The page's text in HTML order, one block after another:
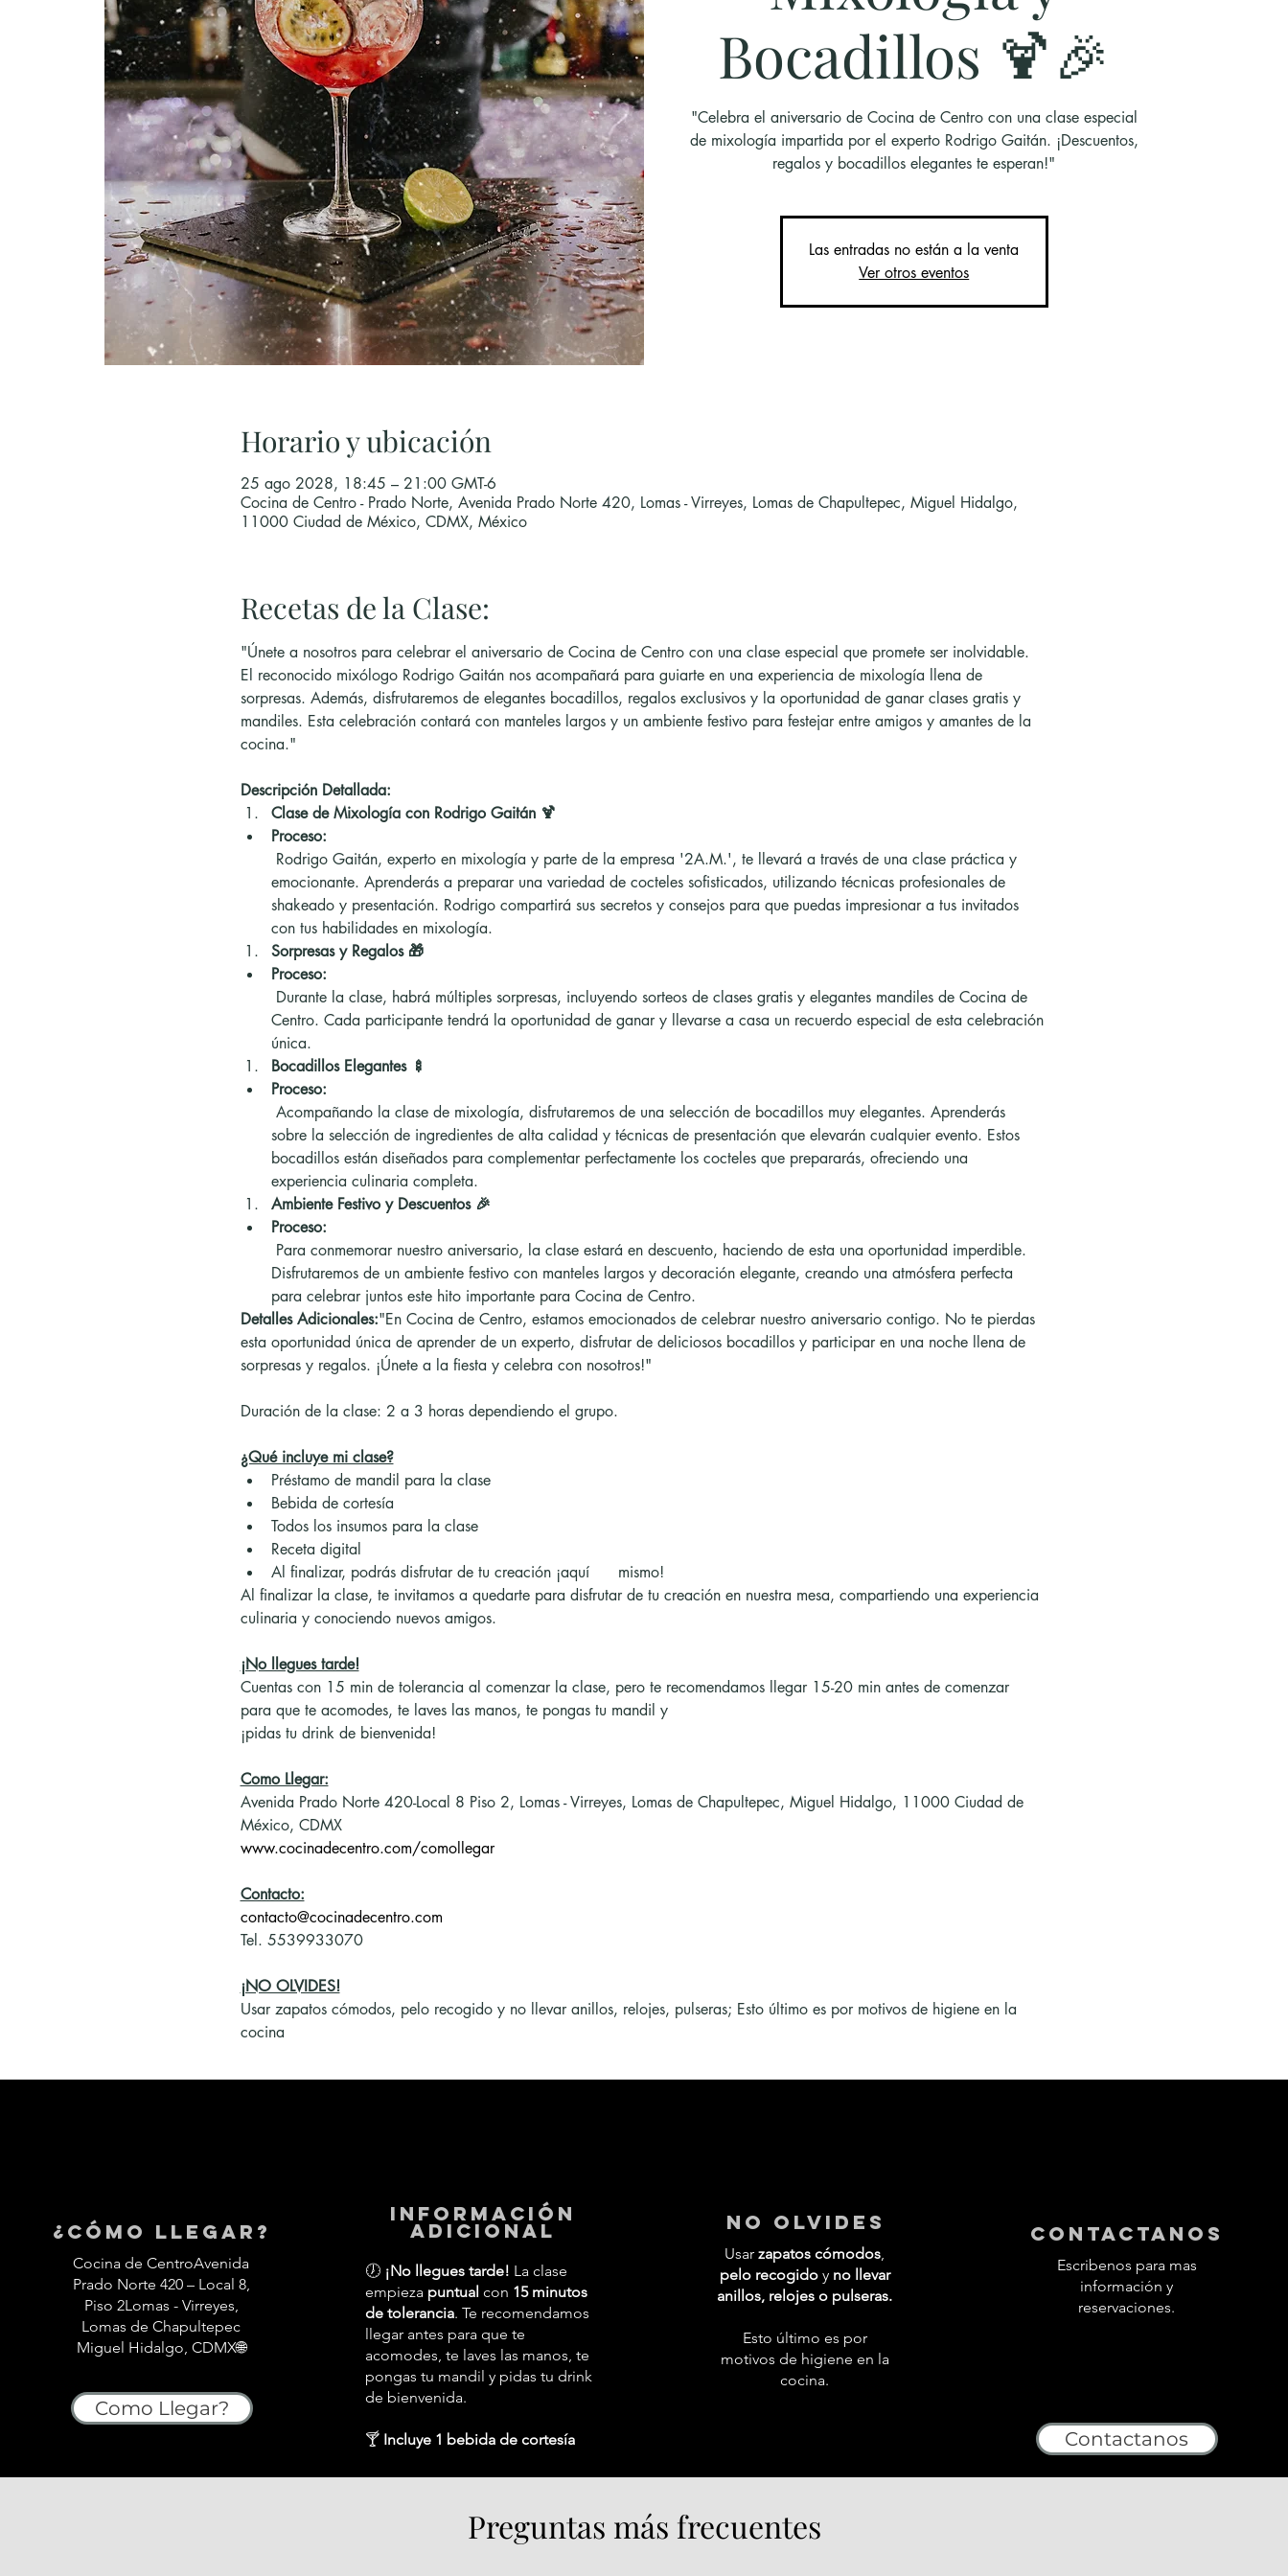
Bocadillos 🍹🎉
"Celebra el aniversario de Cocina de Centro con una clase especial
de mixología impartida por el experto Rodrigo Gaitán. ¡Descuentos,
regalos y bocadillos elegantes te esperan!"
Las entradas no están a la venta
Ver otros eventos
Horario y ubicación
25 ago 2028, 18:45 – 21:00 GMT-6
Cocina de Centro - Prado Norte, Avenida Prado Norte 420, Lomas - Virreyes, Lomas de Chapultepec, Miguel Hidalgo,
11000 Ciudad de México, CDMX, México
Recetas de la Clase:
"Únete a nosotros para celebrar el aniversario de Cocina de Centro con una clase especial que promete ser inolvidable.
El reconocido mixólogo Rodrigo Gaitán nos acompañará para guiarte en una experiencia de mixología llena de
sorpresas. Además, disfrutaremos de elegantes bocadillos, regalos exclusivos y la oportunidad de ganar clases gratis y
mandiles. Esta celebración contará con manteles largos y un ambiente festivo para festejar entre amigos y amantes de la
cocina."
Descripción Detallada:
Clase de Mixología con Rodrigo Gaitán 🍹
Proceso:
emocionante. Aprenderás a preparar una variedad de cocteles sofisticados, utilizando técnicas profesionales de
shakeado y presentación. Rodrigo compartirá sus secretos y consejos para que puedas impresionar a tus invitados
con tus habilidades en mixología.
Sorpresas y Regalos 🎁
Proceso:
Centro. Cada participante tendrá la oportunidad de ganar y llevarse a casa un recuerdo especial de esta celebración
única.
Bocadillos Elegantes 🍢
Proceso:
sobre la selección de ingredientes de alta calidad y técnicas de presentación que elevarán cualquier evento. Estos
bocadillos están diseñados para complementar perfectamente los cocteles que prepararás, ofreciendo una
experiencia culinaria completa.
Ambiente Festivo y Descuentos 🎉
Proceso:
Disfrutaremos de un ambiente festivo con manteles largos y decoración elegante, creando una atmósfera perfecta
para celebrar juntos este hito importante para Cocina de Centro.
Detalles Adicionales:"En Cocina de Centro, estamos emocionados de celebrar nuestro aniversario contigo. No te pierdas
esta oportunidad única de aprender de un experto, disfrutar de deliciosos bocadillos y participar en una noche llena de
sorpresas y regalos. ¡Únete a la fiesta y celebra con nosotros!"
Duración de la clase: 2 a 3 horas dependiendo el grupo.
¿Qué incluye mi clase?
Préstamo de mandil para la clase
Bebida de cortesía
Todos los insumos para la clase
Receta digital
Al finalizar, podrás disfrutar de tu creación ¡aquí      mismo!
Al finalizar la clase, te invitamos a quedarte para disfrutar de tu creación en nuestra mesa, compartiendo una experiencia
culinaria y conociendo nuevos amigos.
¡No llegues tarde!
Cuentas con 15 min de tolerancia al comenzar la clase, pero te recomendamos llegar 15-20 min antes de comenzar
para que te acomodes, te laves las manos, te pongas tu mandil y
¡pidas tu drink de bienvenida!
Como Llegar:
Avenida Prado Norte 420-Local 8 Piso 2, Lomas - Virreyes, Lomas de Chapultepec, Miguel Hidalgo, 11000 Ciudad de
México, CDMX
www.cocinadecentro.com/comollegar
Contacto:
contacto@cocinadecentro.com
Tel. 5539933070
¡NO OLVIDES!
Usar zapatos cómodos, pelo recogido y no llevar anillos, relojes, pulseras; Esto último es por motivos de higiene en la
cocina
¿Cómo llegar?
Cocina de CentroAvenida
Prado Norte 420 – Local 8,
Piso 2Lomas - Virreyes,
Lomas de Chapultepec
Miguel Hidalgo, CDMX🌐
Como Llegar?
información
adicional
🕖¡No llegues tarde! La clase
empieza puntual con 15 minutos
de tolerancia. Te recomendamos
llegar antes para que te
acomodes, te laves las manos, te
pongas tu mandil y pidas tu drink
de bienvenida.
🍸Incluye 1 bebida de cortesía
No Olvides
Usar zapatos cómodos,
pelo recogidoy no llevar
anillos, relojes o pulseras.
Esto último es por
motivos de higiene en la
cocina.
contactanos
Escribenos para mas
información y
reservaciones.
Contactanos
Preguntas más frecuentes